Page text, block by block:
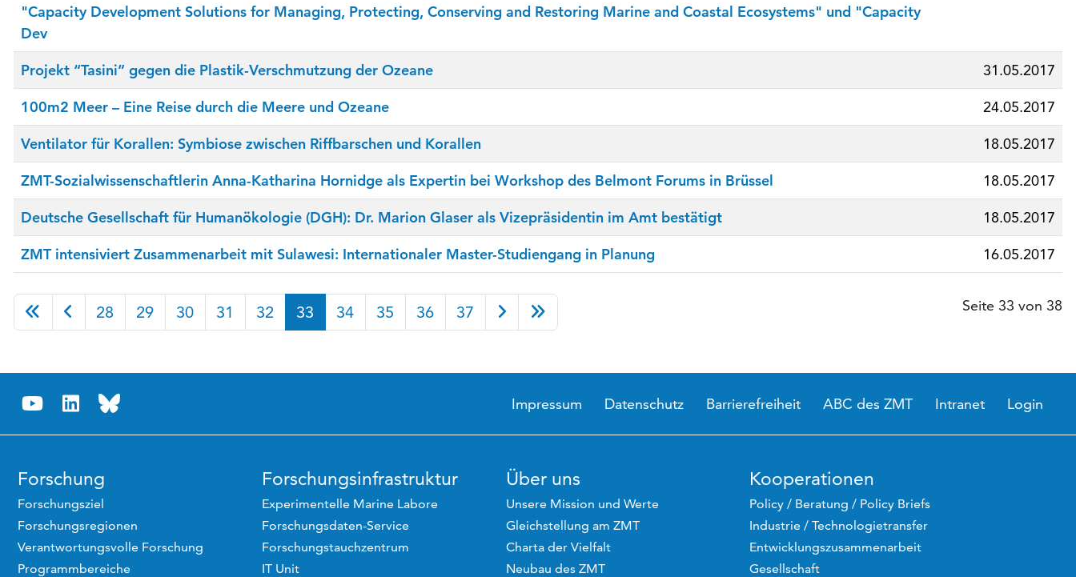
"Capacity Development Solutions for Managing, Protecting, Conserving and Restoring Marine and Coastal Ecosystems" und "Capacity
Dev
Projekt “Tasini” gegen die Plastik-Verschmutzung der Ozeane
31.05.2017
100m2 Meer – Eine Reise durch die Meere und Ozeane
24.05.2017
Ventilator für Korallen: Symbiose zwischen Riffbarschen und Korallen
18.05.2017
ZMT-Sozialwissenschaftlerin Anna-Katharina Hornidge als Expertin bei Workshop des Belmont Forums in Brüssel
18.05.2017
Deutsche Gesellschaft für Humanökologie (DGH): Dr. Marion Glaser als Vizepräsidentin im Amt bestätigt
18.05.2017
ZMT intensiviert Zusammenarbeit mit Sulawesi: Internationaler Master-Studiengang in Planung
16.05.2017
Seite 33 von 38
28 29 30 31 32 33 34 35 36 37
Impressum Datenschutz Barrierefreiheit ABC des ZMT Intranet Login
Forschung
Forschungsziel
Forschungsregionen
Verantwortungsvolle Forschung
Programmbereiche
Forschungsinfrastruktur
Experimentelle Marine Labore
Forschungsdaten-Service
Forschungstauchzentrum
IT Unit
Über uns
Unsere Mission und Werte
Gleichstellung am ZMT
Charta der Vielfalt
Neubau des ZMT
Kooperationen
Policy / Beratung / Policy Briefs
Industrie / Technologietransfer
Entwicklungszusammenarbeit
Gesellschaft